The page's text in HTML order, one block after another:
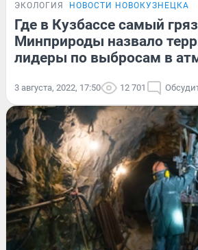
ЭКОЛОГИЯ НОВОСТИ НОВОКУЗНЕЦКА
Где в Кузбассе самый
Минприроды назвало
лидеры по выбросам в
3 августа, 2022, 17:50 12 701